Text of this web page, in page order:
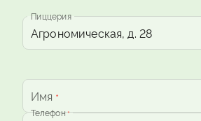
Пиццерия
Имя *
Телефон*